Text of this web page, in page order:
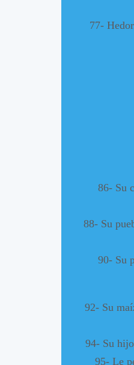
77-
86- Su
88- Su
90- Su
92- Su
94- Su
95- Le